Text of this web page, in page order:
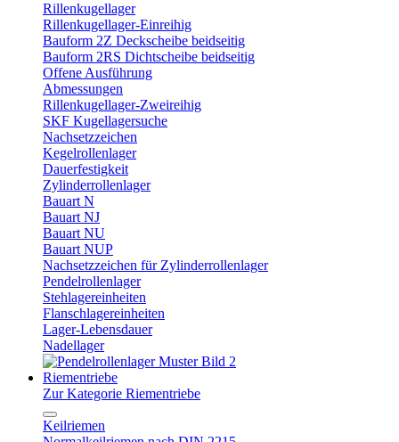
Rillenkugellager
Rillenkugellager-Einreihig
Bauform 2Z Deckscheibe beidseitig
Bauform 2RS Dichtscheibe beidseitig
Offene Ausführung
Abmessungen
Rillenkugellager-Zweireihig
SKF Kugellagersuche
Nachsetzzeichen
Kegelrollenlager
Dauerfestigkeit
Zylinderrollenlager
Bauart N
Bauart NJ
Bauart NU
Bauart NUP
Nachsetzzeichen für Zylinderrollenlager
Pendelrollenlager
Stehlagereinheiten
Flanschlagereinheiten
Lager-Lebensdauer
Nadellager
Riementriebe
Zur Kategorie Riementriebe
Keilriemen